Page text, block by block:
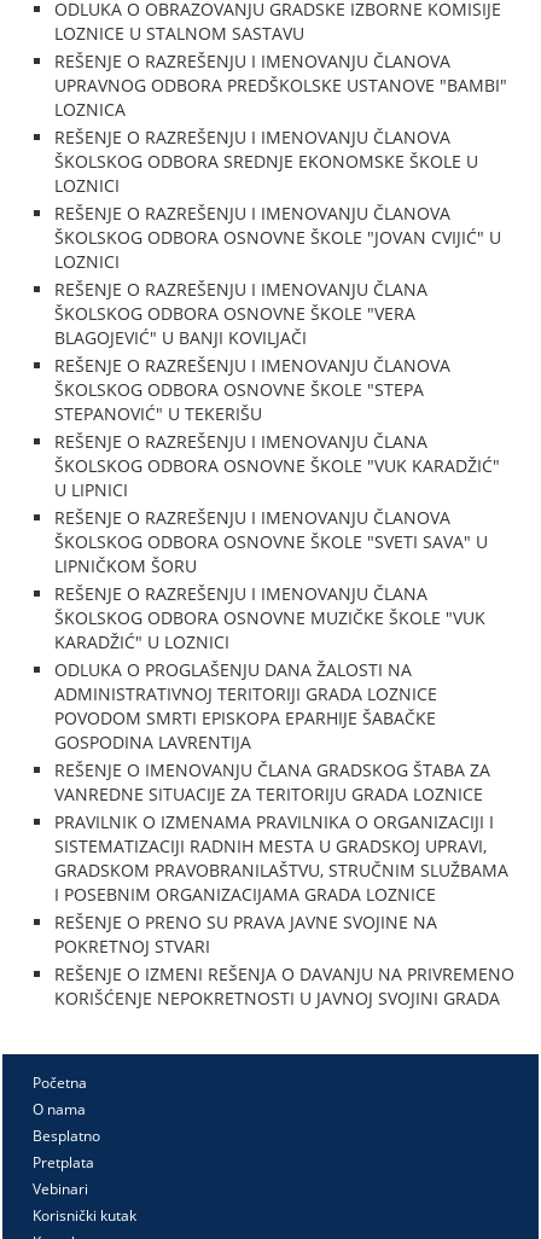
ODLUKA O OBRAZOVANJU GRADSKE IZBORNE KOMISIJE
LOZNICE U STALNOM SASTAVU
REŠENJE O RAZREŠENJU I IMENOVANJU ČLANOVA
UPRAVNOG ODBORA PREDŠKOLSKE USTANOVE "BAMBI"
LOZNICA
REŠENJE O RAZREŠENJU I IMENOVANJU ČLANOVA
ŠKOLSKOG ODBORA SREDNJE EKONOMSKE ŠKOLE U
LOZNICI
REŠENJE O RAZREŠENJU I IMENOVANJU ČLANOVA
ŠKOLSKOG ODBORA OSNOVNE ŠKOLE "JOVAN CVIJIĆ" U
LOZNICI
REŠENJE O RAZREŠENJU I IMENOVANJU ČLANA
ŠKOLSKOG ODBORA OSNOVNE ŠKOLE "VERA
BLAGOJEVIĆ" U BANJI KOVILJAČI
REŠENJE O RAZREŠENJU I IMENOVANJU ČLANOVA
ŠKOLSKOG ODBORA OSNOVNE ŠKOLE "STEPA
STEPANOVIĆ" U TEKERIŠU
REŠENJE O RAZREŠENJU I IMENOVANJU ČLANA
ŠKOLSKOG ODBORA OSNOVNE ŠKOLE "VUK KARADŽIĆ"
U LIPNICI
REŠENJE O RAZREŠENJU I IMENOVANJU ČLANOVA
ŠKOLSKOG ODBORA OSNOVNE ŠKOLE "SVETI SAVA" U
LIPNIČKOM ŠORU
REŠENJE O RAZREŠENJU I IMENOVANJU ČLANA
ŠKOLSKOG ODBORA OSNOVNE MUZIČKE ŠKOLE "VUK
KARADŽIĆ" U LOZNICI
ODLUKA O PROGLAŠENJU DANA ŽALOSTI NA
ADMINISTRATIVNOJ TERITORIJI GRADA LOZNICE
POVODOM SMRTI EPISKOPA EPARHIJE ŠABAČKE
GOSPODINA LAVRENTIJA
REŠENJE O IMENOVANJU ČLANA GRADSKOG ŠTABA ZA
VANREDNE SITUACIJE ZA TERITORIJU GRADA LOZNICE
PRAVILNIK O IZMENAMA PRAVILNIKA O ORGANIZACIJI I
SISTEMATIZACIJI RADNIH MESTA U GRADSKOJ UPRAVI,
GRADSKOM PRAVOBRANILAŠTVU, STRUČNIM SLUŽBAMA
I POSEBNIM ORGANIZACIJAMA GRADA LOZNICE
REŠENJE O PRENO SU PRAVA JAVNE SVOJINE NA
POKRETNOJ STVARI
REŠENJE O IZMENI REŠENJA O DAVANJU NA PRIVREMENO
KORIŠĆENJE NEPOKRETNOSTI U JAVNOJ SVOJINI GRADA
Početna
O nama
Besplatno
Pretplata
Vebinari
Korisnički kutak